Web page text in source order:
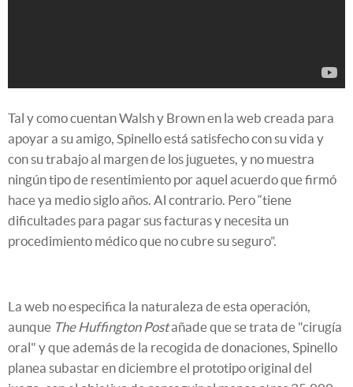
Tal y como cuentan Walsh y Brown en la web creada para
apoyar a su amigo, Spinello está satisfecho con su vida y
con su trabajo al margen de los juguetes, y no muestra
ningún tipo de resentimiento por aquel acuerdo que firmó
hace ya medio siglo años. Al contrario. Pero “tiene
dificultades para pagar sus facturas y necesita un
procedimiento médico que no cubre su seguro”.
La web no especifica la naturaleza de esta operación,
aunque The Huffington Postañade que se trata de "cirugía
oral" y que además de la recogida de donaciones, Spinello
planea subastar en diciembre el prototipo original del